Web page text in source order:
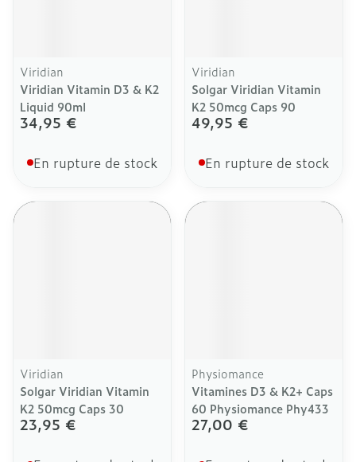
Viridian
Viridian Vitamin D3 & K2
Liquid 90ml
34,95 €
En rupture de stock
Viridian
Solgar Viridian Vitamin
K2 50mcg Caps 90
49,95 €
En rupture de stock
Viridian
Solgar Viridian Vitamin
K2 50mcg Caps 30
23,95 €
Physiomance
Vitamines D3 & K2+ Caps
60 Physiomance Phy433
27,00 €